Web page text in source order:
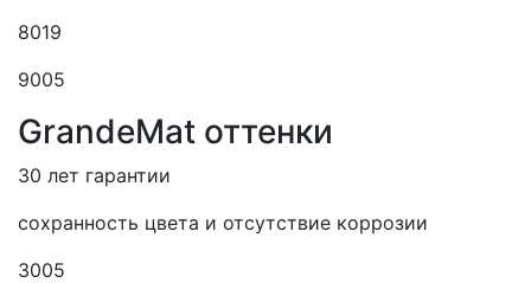
8019
9005
GrandeMat оттенки
30 лет гарантии
сохранность цвета и отсутствие коррозии
3005